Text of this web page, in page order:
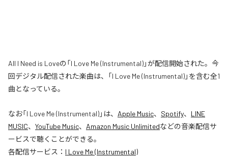
All I Need is Loveの「I Love Me (Instrumental)」が配信開始された。今
回デジタル配信された楽曲は、「I Love Me (Instrumental)」を含む全1
曲となっている。
なお「I Love Me (Instrumental)」は、 Apple Music、 Spotify、 LINE
MUSIC、 YouTube Music、 Amazon Music Unlimitedなどの音楽配信サ
ービスで聴くことができる。
各配信サービス： I Love Me (Instrumental)